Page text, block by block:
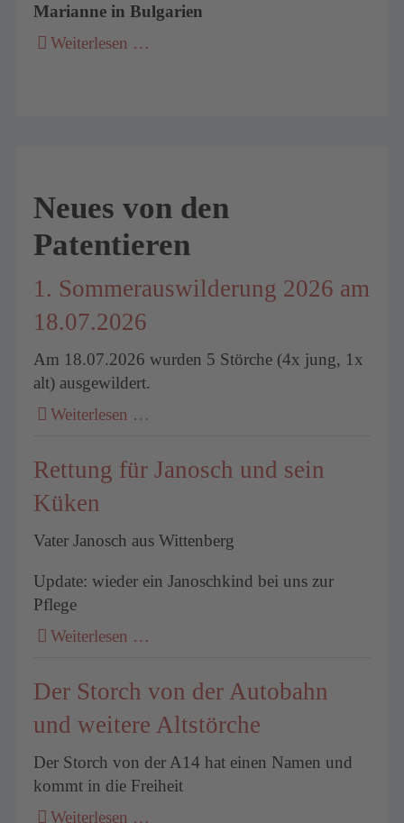
Marianne in Bulgarien
Weiterlesen …
Neues von den
Patentieren
1. Sommerauswilderung 2026 am
18.07.2026
Am 18.07.2026 wurden 5 Störche (4x jung, 1x
alt) ausgewildert.
Weiterlesen …
Rettung für Janosch und sein
Küken
Vater Janosch aus Wittenberg
Update: wieder ein Janoschkind bei uns zur
Pflege
Weiterlesen …
Der Storch von der Autobahn
und weitere Altstörche
Der Storch von der A14 hat einen Namen und
kommt in die Freiheit
Weiterlesen …